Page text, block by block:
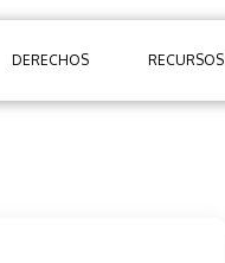
DERECHOS RECURSOS